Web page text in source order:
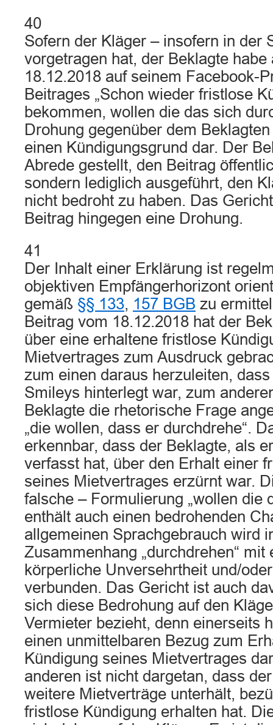
40
Sofern der Kläger – insofern in der
vorgetragen hat, der Beklagte habe
18.12.2018 auf seinem Facebook-
Beitrages „Schon wieder fristlose
bekommen, wollen die das sich
Drohung gegenüber dem
einen Kündigungsgrund dar. Der
Abrede gestellt, den Beitrag
sondern lediglich ausgeführt, den
nicht bedroht zu haben. Das
Beitrag hingegen eine Drohung.
41
Der Inhalt einer Erklärung ist
objektiven Empfängerhorizont
gemäß §§ 133, 157 BGB zu
Beitrag vom 18.12.2018 hat der
über eine erhaltene fristlose
Mietvertrages zum Ausdruck
zum einen daraus herzuleiten,
Smileys hinterlegt war, zum
Beklagte die rhetorische Frage
„die wollen, dass er durchdrehe“.
erkennbar, dass der Beklagte, als
verfasst hat, über den Erhalt einer
seines Mietvertrages erzürnt war.
falsche – Formulierung „wollen die
enthält auch einen bedrohenden
allgemeinen Sprachgebrauch wird
Zusammenhang „durchdrehen“
körperliche Unversehrtheit und/
verbunden. Das Gericht ist auch
sich diese Bedrohung auf den
Vermieter bezieht, denn einerseits
einen unmittelbaren Bezug zum
Kündigung seines Mietvertrages
anderen ist nicht dargetan, dass
weitere Mietverträge unterhält,
fristlose Kündigung erhalten hat.